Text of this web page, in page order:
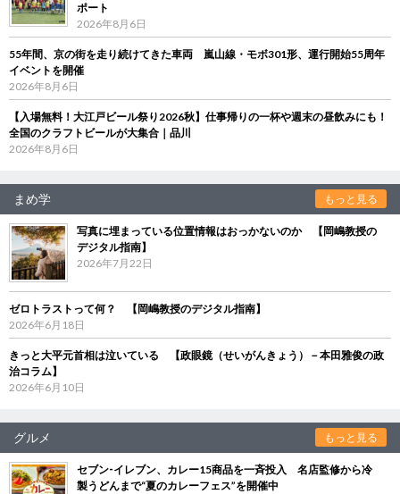
ポート
2026年8月6日
55年間、京の街を走り続けてきた車両 嵐山線・モボ301形、運行開始55周年
イベントを開催
2026年8月6日
【入場無料！大江戸ビール祭り2026秋】仕事帰りの一杯や週末の昼飲みにも！
全国のクラフトビールが大集合｜品川
2026年8月6日
まめ学 もっと見る
写真に埋まっている位置情報はおっかないのか 【岡嶋教授の
デジタル指南】
2026年7月22日
ゼロトラストって何？ 【岡嶋教授のデジタル指南】
2026年6月18日
きっと大平元首相は泣いている 【政眼鏡（せいがんきょう）－本田雅俊の政
治コラム】
2026年6月10日
グルメ もっと見る
セブン‐イレブン、カレー15商品を一斉投入 名店監修から冷
製うどんまで“夏のカレーフェス”を開催中